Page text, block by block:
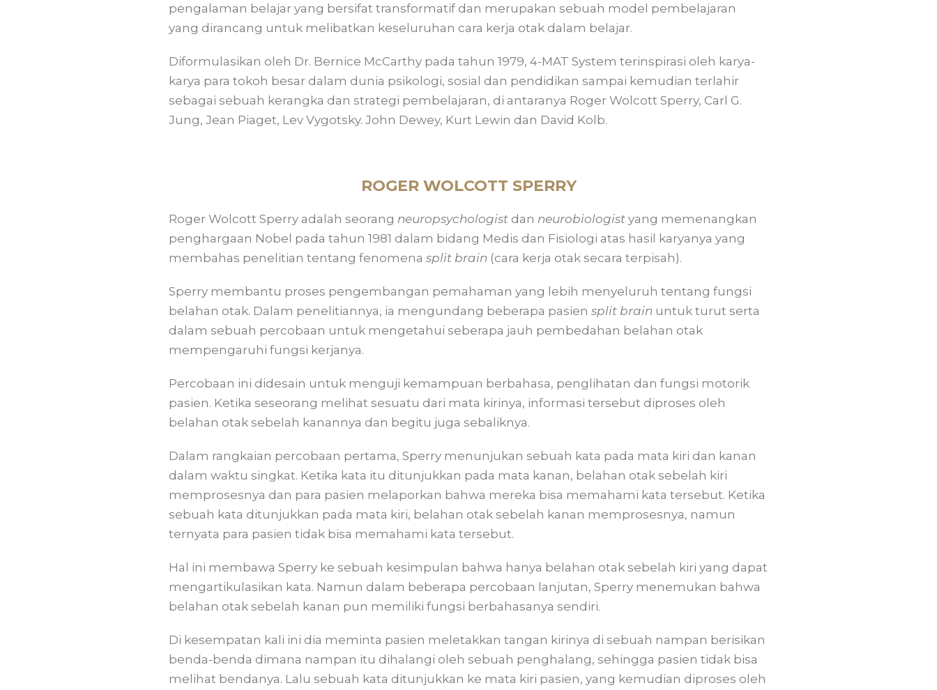
pengalaman belajar yang bersifat transformatif dan merupakan sebuah model pembelajaran
yang dirancang untuk melibatkan keseluruhan cara kerja otak dalam belajar.
Diformulasikan oleh Dr. Bernice McCarthy pada tahun 1979, 4-MAT System terinspirasi oleh karya-
karya para tokoh besar dalam dunia psikologi, sosial dan pendidikan sampai kemudian terlahir
sebagai sebuah kerangka dan strategi pembelajaran, di antaranya Roger Wolcott Sperry, Carl G.
Jung, Jean Piaget, Lev Vygotsky. John Dewey, Kurt Lewin dan David Kolb.
ROGER WOLCOTT SPERRY
Roger Wolcott Sperry adalah seorang neuropsychologist dan neurobiologist yang memenangkan
penghargaan Nobel pada tahun 1981 dalam bidang Medis dan Fisiologi atas hasil karyanya yang
membahas penelitian tentang fenomena split brain (cara kerja otak secara terpisah).
Sperry membantu proses pengembangan pemahaman yang lebih menyeluruh tentang fungsi
belahan otak. Dalam penelitiannya, ia mengundang beberapa pasien split brain untuk turut serta
dalam sebuah percobaan untuk mengetahui seberapa jauh pembedahan belahan otak
mempengaruhi fungsi kerjanya.
Percobaan ini didesain untuk menguji kemampuan berbahasa, penglihatan dan fungsi motorik
pasien. Ketika seseorang melihat sesuatu dari mata kirinya, informasi tersebut diproses oleh
belahan otak sebelah kanannya dan begitu juga sebaliknya.
Dalam rangkaian percobaan pertama, Sperry menunjukan sebuah kata pada mata kiri dan kanan
dalam waktu singkat. Ketika kata itu ditunjukkan pada mata kanan, belahan otak sebelah kiri
memprosesnya dan para pasien melaporkan bahwa mereka bisa memahami kata tersebut. Ketika
sebuah kata ditunjukkan pada mata kiri, belahan otak sebelah kanan memprosesnya, namun
ternyata para pasien tidak bisa memahami kata tersebut.
Hal ini membawa Sperry ke sebuah kesimpulan bahwa hanya belahan otak sebelah kiri yang dapat
mengartikulasikan kata. Namun dalam beberapa percobaan lanjutan, Sperry menemukan bahwa
belahan otak sebelah kanan pun memiliki fungsi berbahasanya sendiri.
Di kesempatan kali ini dia meminta pasien meletakkan tangan kirinya di sebuah nampan berisikan
benda-benda dimana nampan itu dihalangi oleh sebuah penghalang, sehingga pasien tidak bisa
melihat bendanya. Lalu sebuah kata ditunjukkan ke mata kiri pasien, yang kemudian diproses oleh